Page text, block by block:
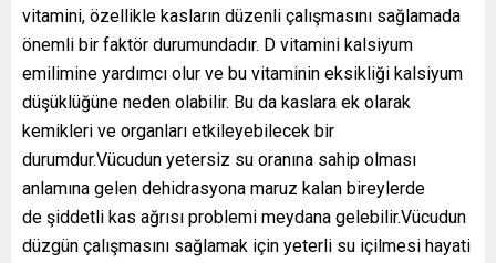
vitamini, özellikle kasların düzenli çalışmasını sağlamada
önemli bir faktör durumundadır. D vitamini kalsiyum
emilimine yardımcı olur ve bu vitaminin eksikliği kalsiyum
düşüklüğüne neden olabilir. Bu da kaslara ek olarak
kemikleri ve organları etkileyebilecek bir
durumdur.Vücudun yetersiz su oranına sahip olması
anlamına gelen dehidrasyona maruz kalan bireylerde
de şiddetli kas ağrısı problemi meydana gelebilir.Vücudun
düzgün çalışmasını sağlamak için yeterli su içilmesi hayati